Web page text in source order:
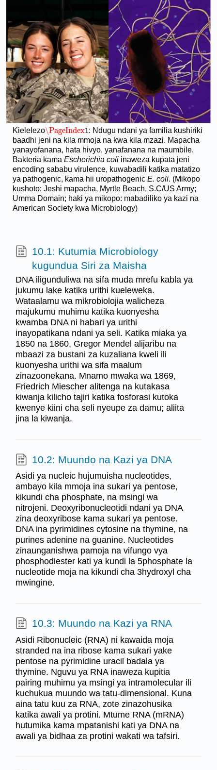
Kielelezo\PageIndex1
\PageIndex1: Ndugu ndani ya familia kushiriki
baadhi jeni na kila mmoja na kwa kila mzazi. Mapacha
yanayofanana, hata hivyo, yanafanana na maumbile.
Bakteria kama Escherichia coliinaweza kupata jeni
encoding sababu virulence, kuwabadili katika matatizo
ya pathogenic, kama hii uropathogenic E. coli. (Mikopo
kushoto: Jeshi mapacha, Myrtle Beach, S.C/US Army;
Umma Domain; haki ya mikopo: mabadiliko ya kazi na
American Society kwa Microbiology)
10.1: Kutumia Microbiology
kugundua Siri za Maisha
DNA iligunduliwa na sifa muda mrefu kabla ya
jukumu lake katika urithi kueleweka.
Wataalamu wa mikrobiolojia walicheza
majukumu muhimu katika kuonyesha
kwamba DNA ni habari ya urithi
inayopatikana ndani ya seli. Katika miaka ya
1850 na 1860, Gregor Mendel alijaribu na
mbaazi za bustani za kuzaliana kweli ili
kuonyesha urithi wa sifa maalum
zinazoonekana. Mnamo mwaka wa 1869,
Friedrich Miescher alitenga na kutakasa
kiwanja kilicho tajiri katika fosforasi kutoka
kwenye kiini cha seli nyeupe za damu; aliita
jina la kiwanja.
10.2: Muundo na Kazi ya DNA
Asidi ya nucleic hujumuisha nucleotides,
ambayo kila mmoja ina sukari ya pentose,
kikundi cha phosphate, na msingi wa
nitrojeni. Deoxyribonucleotidi ndani ya DNA
zina deoxyribose kama sukari ya pentose.
DNA ina pyrimidines cytosine na thymine, na
purines adenine na guanine. Nucleotides
zinaunganishwa pamoja na vifungo vya
phosphodiester kati ya kundi la 5phosphate la
nucleotide moja na kikundi cha 3hydroxyl cha
mwingine.
10.3: Muundo na Kazi ya RNA
Asidi Ribonucleic (RNA) ni kawaida moja
stranded na ina ribose kama sukari yake
pentose na pyrimidine uracil badala ya
thymine. Nguvu ya RNA inaweza kupitia
pairing muhimu ya msingi ya intramolecular ili
kuchukua muundo wa tatu-dimensional. Kuna
aina tatu kuu za RNA, zote zinazohusika
katika awali ya protini. Mtume RNA (mRNA)
hutumika kama mpatanishi kati ya DNA na
awali ya bidhaa za protini wakati wa tafsiri.